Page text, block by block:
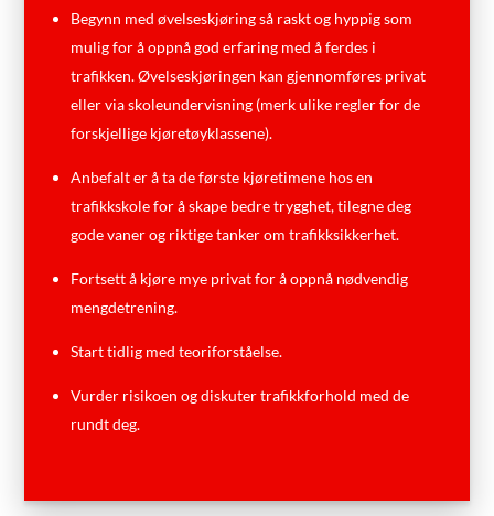
Begynn med øvelseskjøring så raskt og hyppig som
mulig for å oppnå god erfaring med å ferdes i
trafikken. Øvelseskjøringen kan gjennomføres privat
eller via skoleundervisning (merk ulike regler for de
forskjellige kjøretøyklassene).
Anbefalt er å ta de første kjøretimene hos en
trafikkskole for å skape bedre trygghet, tilegne deg
gode vaner og riktige tanker om trafikksikkerhet.
Fortsett å kjøre mye privat for å oppnå nødvendig
mengdetrening.
Start tidlig med teoriforståelse.
Vurder risikoen og diskuter trafikkforhold med de
rundt deg.